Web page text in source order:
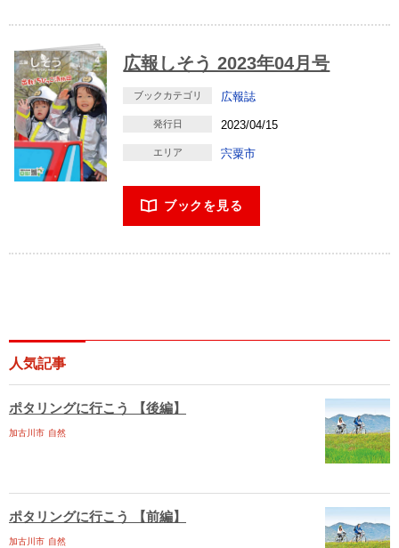
広報しそう 2023年04月号
ブックカテゴリ 広報誌
発行日 2023/04/15
エリア 宍粟市
ブックを見る
人気記事
ポタリングに行こう 【後編】
加古川市 自然
ポタリングに行こう 【前編】
加古川市 自然